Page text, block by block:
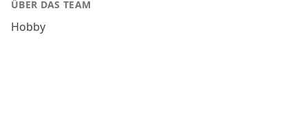
ÜBER DAS TEAM
Hobby